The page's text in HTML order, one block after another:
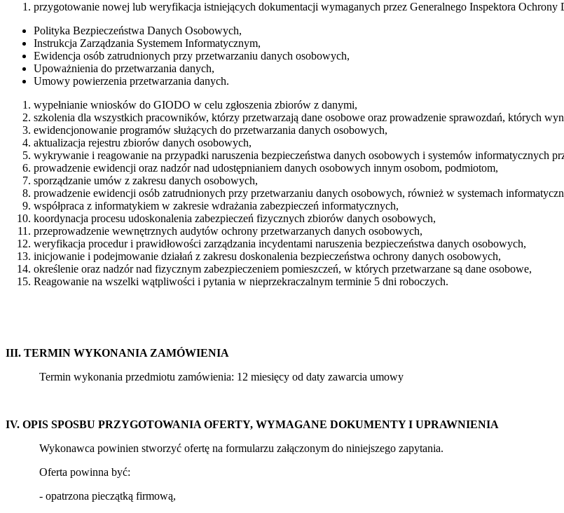
przygotowanie nowej lub weryfikacja istniejących dokumentacji wymaganych przez Generalnego Inspektora
Polityka Bezpieczeństwa Danych Osobowych,
Instrukcja Zarządzania Systemem Informatycznym,
Ewidencja osób zatrudnionych przy przetwarzaniu danych osobowych,
Upoważnienia do przetwarzania danych,
Umowy powierzenia przetwarzania danych.
wypełnianie wniosków do GIODO w celu zgłoszenia zbiorów z danymi,
szkolenia dla wszystkich pracowników, którzy przetwarzają dane osobowe oraz prowadzenie sprawozdań, których
ewidencjonowanie programów służących do przetwarzania danych osobowych,
aktualizacja rejestru zbiorów danych osobowych,
wykrywanie i reagowanie na przypadki naruszenia bezpieczeństwa danych osobowych i systemów informatycznych
prowadzenie ewidencji oraz nadzór nad udostępnianiem danych osobowych innym osobom, podmiotom,
sporządzanie umów z zakresu danych osobowych,
prowadzenie ewidencji osób zatrudnionych przy przetwarzaniu danych osobowych, również w systemach
współpraca z informatykiem w zakresie wdrażania zabezpieczeń informatycznych,
koordynacja procesu udoskonalenia zabezpieczeń fizycznych zbiorów danych osobowych,
przeprowadzenie wewnętrznych audytów ochrony przetwarzanych danych osobowych,
weryfikacja procedur i prawidłowości zarządzania incydentami naruszenia bezpieczeństwa danych osobowych,
inicjowanie i podejmowanie działań z zakresu doskonalenia bezpieczeństwa ochrony danych osobowych,
określenie oraz nadzór nad fizycznym zabezpieczeniem pomieszczeń, w których przetwarzane są dane osobowe,
Reagowanie na wszelki wątpliwości i pytania w nieprzekraczalnym terminie 5 dni roboczych.
III. TERMIN WYKONANIA ZAMÓWIENIA
Termin wykonania przedmiotu zamówienia: 12 miesięcy od daty zawarcia umowy
IV. OPIS SPOSBU PRZYGOTOWANIA OFERTY, WYMAGANE DOKUMENTY I UPRAWNIENIA
Wykonawca powinien stworzyć ofertę na formularzu załączonym do niniejszego zapytania.
Oferta powinna być:
- opatrzona pieczątką firmową,